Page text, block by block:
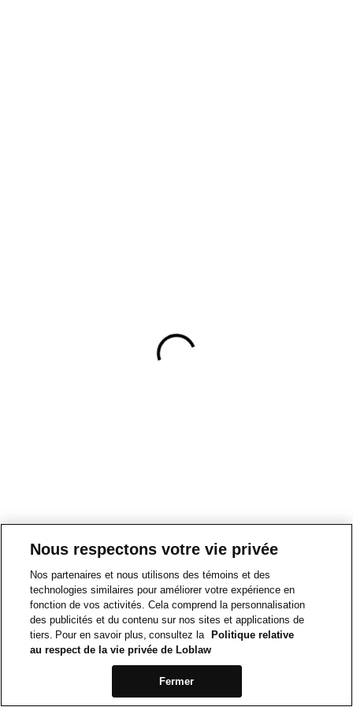
Nous respectons votre vie privée
Nos partenaires et nous utilisons des témoins et des
technologies similaires pour améliorer votre expérience en
fonction de vos activités. Cela comprend la personnalisation
des publicités et du contenu sur nos sites et applications de
tiers. Pour en savoir plus, consultez la
Politique relative
au respect de la vie privée de Loblaw
Fermer